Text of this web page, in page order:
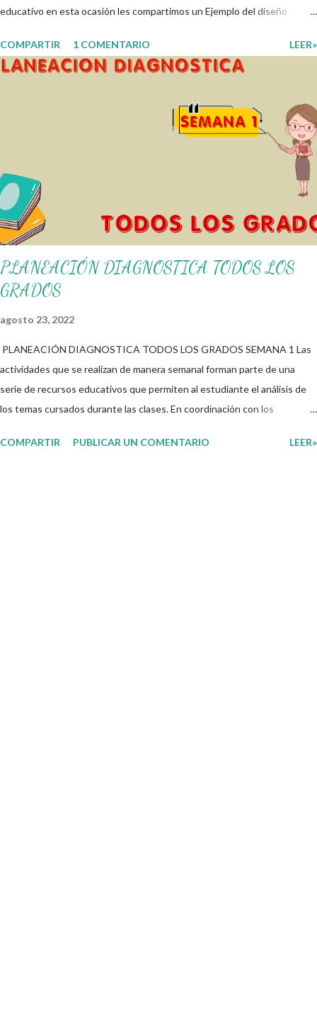
educativo en esta ocasión les compartimos un Ejemplo del diseño
fortalecer los procesos de enseñanza y aprendizaje para que los
alumnos alcacen los niveles de logro educativo. Gracias por seguir a
diferentes materiales que hacen que todo esto sea posible,
recordándoles que nosotros solo los compartimos con fines educativos,
didácticos e informativos. ☺️ Obtén documento completo aquí 👇👇 👇
COMPARTIR 1 COMENTARIO LEER»
PLANEACIÓN DIAGNOSTICA TODOS LOS
GRADOS
agosto 23, 2022
PLANEACIÓN DIAGNOSTICA TODOS LOS GRADOS SEMANA 1 Las
actividades que se realizan de manera semanal forman parte de una
serie de recursos educativos que permiten al estudiante el análisis de
los temas cursados durante las clases. En coordinación con los
su interés con el material que les compartimos para que así, mediante
COMPARTIR PUBLICAR UN COMENTARIO LEER»